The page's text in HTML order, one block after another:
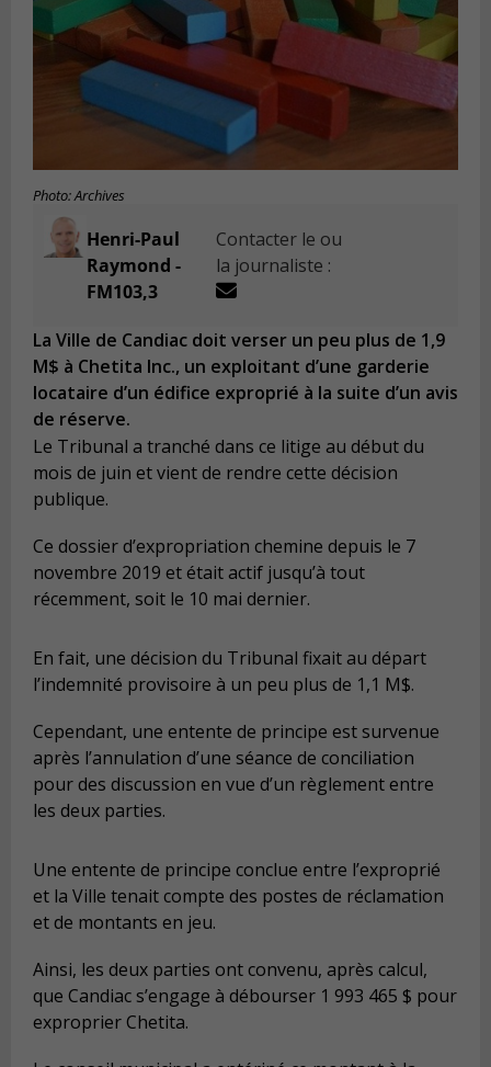
Photo: Archives
Henri-Paul
Raymond -
FM103,3
Contacter le ou
la journaliste :
La Ville de Candiac doit verser un peu plus de 1,9
M$ à Chetita Inc., un exploitant d’une garderie
locataire d’un édifice exproprié à la suite d’un avis
de réserve.
Le Tribunal a tranché dans ce litige au début du
mois de juin et vient de rendre cette décision
publique.
Ce dossier d’expropriation chemine depuis le 7
novembre 2019 et était actif jusqu’à tout
récemment, soit le 10 mai dernier.
En fait, une décision du Tribunal fixait au départ
l’indemnité provisoire à un peu plus de 1,1 M$.
Cependant, une entente de principe est survenue
après l’annulation d’une séance de conciliation
pour des discussion en vue d’un règlement entre
les deux parties.
Une entente de principe conclue entre l’exproprié
et la Ville tenait compte des postes de réclamation
et de montants en jeu.
Ainsi, les deux parties ont convenu, après calcul,
que Candiac s’engage à débourser 1 993 465 $ pour
exproprier Chetita.